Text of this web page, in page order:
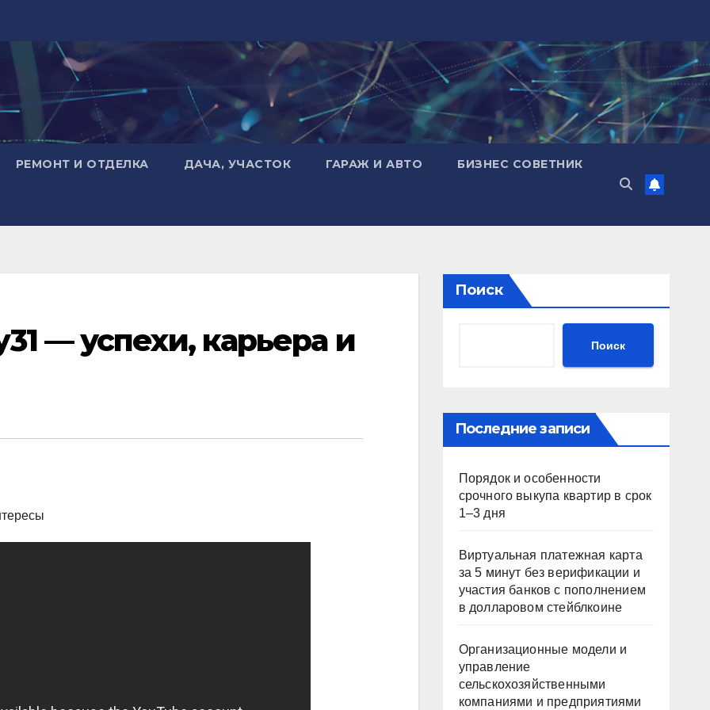
РЕМОНТ И ОТДЕЛКА ДАЧА, УЧАСТОК ГАРАЖ И АВТО БИЗНЕС СОВЕТНИК
— успехи, карьера и
Поиск
Поиск
Последние записи
Порядок и особенности
срочного выкупа квартир в срок
1–3 дня
Виртуальная платежная карта
за 5 минут без верификации и
участия банков с пополнением
в долларовом стейблкоине
Организационные модели и
управление
сельскохозяйственными
компаниями и предприятиями